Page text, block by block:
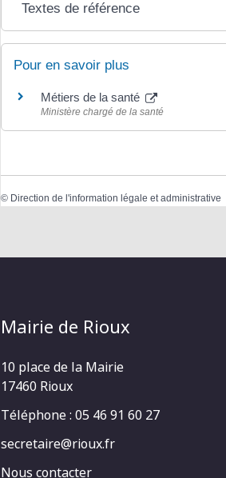
Textes de référence
Pour en savoir plus
Métiers de la santé
Ministère chargé de la santé
© Direction de l'information légale et administrative
Mairie de Rioux
10 place de la Mairie
17460 Rioux
Téléphone : 05 46 91 60 27
secretaire@rioux.fr
Nous contacter